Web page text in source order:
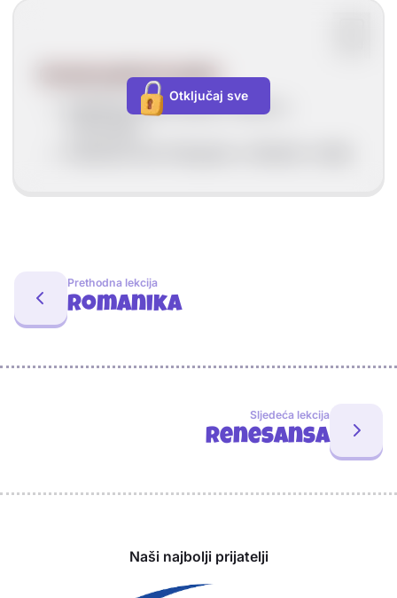
Poznate građevine gotike:
Katedrala Notre-Dame u Parizu u
Otključaj sve
Prethodna lekcija
Romanika
Sljedeća lekcija
Renesansa
Naši najbolji prijatelji